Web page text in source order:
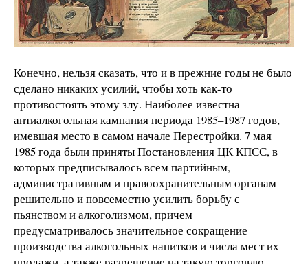
Конечно, нельзя сказать, что и в прежние годы не было
сделано никаких усилий, чтобы хоть как-то
противостоять этому злу. Наиболее известна
антиалкогольная кампания периода 1985–1987 годов,
имевшая место в самом начале Перестройки. 7 мая
1985 года были приняты Постановления ЦК КПСС, в
которых предписывалось всем партийным,
административным и правоохранительным органам
решительно и повсеместно усилить борьбу с
пьянством и алкоголизмом, причем
предусматривалось значительное сокращение
производства алкогольных напитков и числа мест их